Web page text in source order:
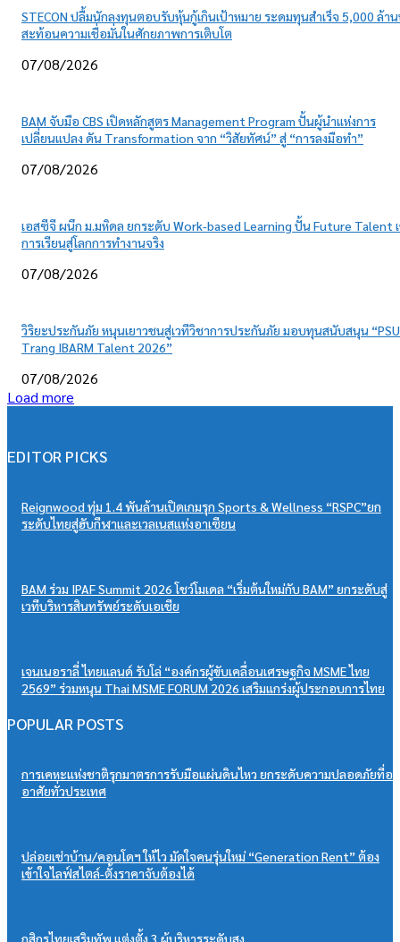
STECON ปลื้มนักลงทุนตอบรับหุ้นกู้เกินเป้าหมาย ระดมทุนสำเร็จ 5,000 ล้า
สะท้อนความเชื่อมั่นในศักยภาพการเติบโต
07/08/2026
BAM จับมือ CBS เปิดหลักสูตร Management Program ปั้นผู้นำแห่งการ
เปลี่ยนแปลง ดัน Transformation จาก “วิสัยทัศน์” สู่ “การลงมือทำ”
07/08/2026
เอสซีจี ผนึก ม.มหิดล ยกระดับ Work-based Learning ปั้น Future Talent
การเรียนสู่โลกการทำงานจริง
07/08/2026
วิริยะประกันภัย หนุนเยาวชนสู่เวทีวิชาการประกันภัย มอบทุนสนับสนุน “PSU
Trang IBARM Talent 2026”
07/08/2026
Load more
EDITOR PICKS
Reignwood ทุ่ม 1.4 พันล้านเปิดเกมรุก Sports & Wellness “RSPC”ยก
ระดับไทยสู่ฮับกีฬาและเวลเนสแห่งอาเซียน
BAM ร่วม IPAF Summit 2026 โชว์โมเดล “เริ่มต้นใหม่กับ BAM” ยกระดับสู่
เวทีบริหารสินทรัพย์ระดับเอเชีย
เจนเนอราลี่ ไทยแลนด์ รับโล่ “องค์กรผู้ขับเคลื่อนเศรษฐกิจ MSME ไทย
2569” ร่วมหนุน Thai MSME FORUM 2026 เสริมแกร่งผู้ประกอบการไทย
POPULAR POSTS
การเคหะแห่งชาติรุกมาตรการรับมือแผ่นดินไหว ยกระดับความปลอดภัยที่อยู่
อาศัยทั่วประเทศ
ปล่อยเช่าบ้าน/คอนโดฯ ให้ไว มัดใจคนรุ่นใหม่ “Generation Rent” ต้อง
เข้าใจไลฟ์สไตล์-ตั้งราคาจับต้องได้
กสิกรไทยเสริมทัพ แต่งตั้ง 3 ผู้บริหารระดับสูง